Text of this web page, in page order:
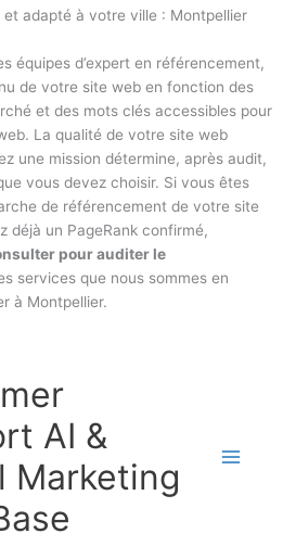
adapté à votre ville : Montpellier
équipes d’expert en référencement,
de votre site web en fonction des
et des mots clés accessibles pour
La qualité de votre site web
une mission détermine, après audit,
vous devez choisir. Si vous êtes
de référencement de votre site
déjà un PageRank confirmé,
pour auditer le
services que nous sommes en
à Montpellier.